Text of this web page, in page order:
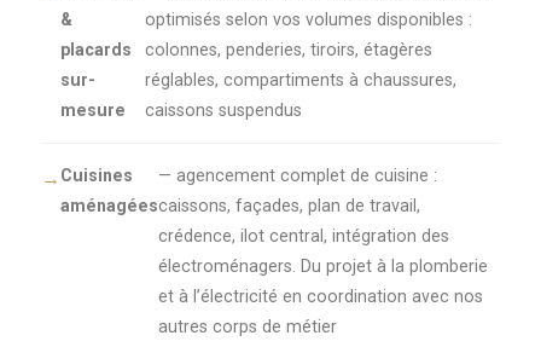
&
placards
sur-
mesure
optimisés selon vos volumes disponibles :
colonnes, penderies, tiroirs, étagères
réglables, compartiments à chaussures,
caissons suspendus
Cuisines
aménagées
— agencement complet de cuisine :
caissons, façades, plan de travail,
crédence, ilot central, intégration des
électroménagers. Du projet à la plomberie
et à l’électricité en coordination avec nos
autres corps de métier